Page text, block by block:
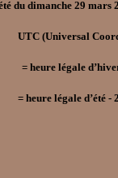
du dimanche 29 mars
UTC (Universal
= heure légale
= heure légale d’été - 2